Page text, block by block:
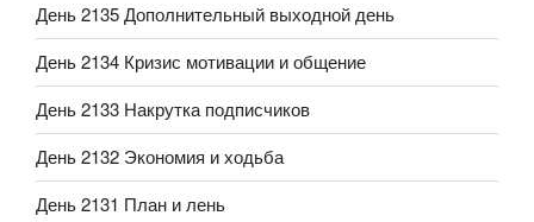
День 2135 Дополнительный выходной день
День 2134 Кризис мотивации и общение
День 2133 Накрутка подписчиков
День 2132 Экономия и ходьба
День 2131 План и лень